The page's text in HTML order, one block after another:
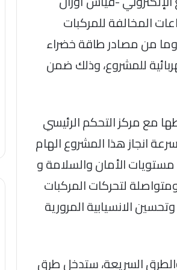
المخالفة للمركبات
من مصادر طاقة خضراء
للمشروع، وذلك ضمن
مع مركز التحكم الرئيسي
انجاز هذا المشروع الهام
الأمان والسلامة و
لتحركات المركبات
الانسيابية المرورية
السريعة، ستدخل طرق